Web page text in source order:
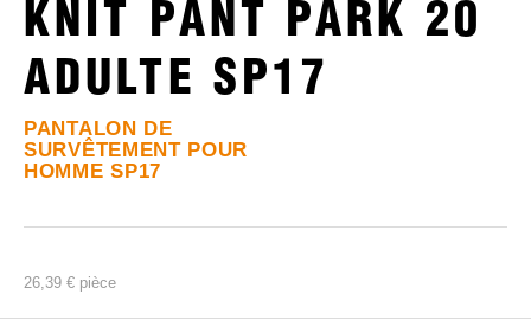
KNIT PANT PARK 20
ADULTE SP17
PANTALON DE
SURVÊTEMENT POUR
HOMME SP17
26,39 € pièce